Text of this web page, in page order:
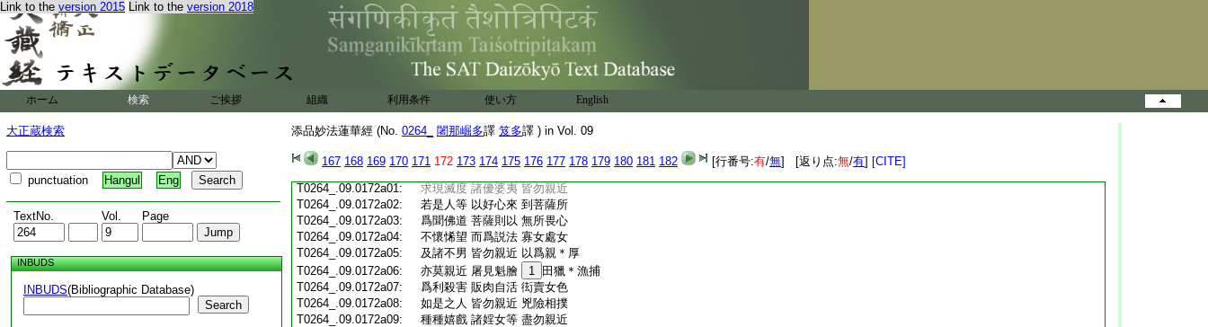
Link to the version 2015 Link to the version 2018
ホーム 検索 ご挨拶 組織 利用条件 使い方 English
大正蔵検索
punctuation Hangul Eng
TextNo. Vol. Page
INBUDS
INBUDS(Bibliographic Database)
Search
添品妙法蓮華經 (No. 0264_ 闍那崛多譯 笈多譯 ) in Vol. 09
167 168 169 170 171 172 173 174 175 176 177 178 179 180 181 182 [行番号:有/無] [返り点:無/有] [CITE]
T0264_.09.0171c19:名無相實無所有。無量無邊無礙無障。但
T0264_.09.0171c20: 以因縁有。從顛倒生故説常樂。觀如是法
T0264_.09.0171c21:相。是名菩薩摩訶薩第二親近處。爾時世尊。
T0264_.09.0171c22:
欲重宣此義。而説偈言
若有菩薩 於後惡世 無怖畏心
T0264_.09.0171c24:欲説是經 應入行處 及親近處
T0264_.09.0171c25:常離國王 及國王子 大臣官長
T0264_.09.0171c26:兇險戲者 及旃陀羅 外道梵志
T0264_.09.0171c27:亦不親近 増上慢人 貪著小乘
T0264_.09.0171c28:三藏學者 破戒比丘 名字羅漢
T0264_.09.0172a01:
求現滅度 諸優婆夷 皆勿親近
T0264_.09.0172a02:
若是人等 以好心來 到菩薩所
T0264_.09.0172a03:
爲聞佛道 菩薩則以 無所畏心
T0264_.09.0172a04:
不懷悕望 而爲説法 寡女處女
T0264_.09.0172a05:
及諸不男 皆勿親近 以爲親＊厚
T0264_.09.0172a06:
亦莫親近 屠見魁膾 1
田獵＊漁捕
T0264_.09.0172a07:
爲利殺害 販肉自活 衒賣女色
T0264_.09.0172a08:
如是之人 皆勿親近 兇險相撲
T0264_.09.0172a09:
種種嬉戲 諸婬女等 盡勿親近